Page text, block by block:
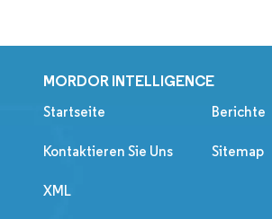
MORDOR INTELLIGENCE
Startseite Berichte
Kontaktieren Sie Uns Sitemap
XML